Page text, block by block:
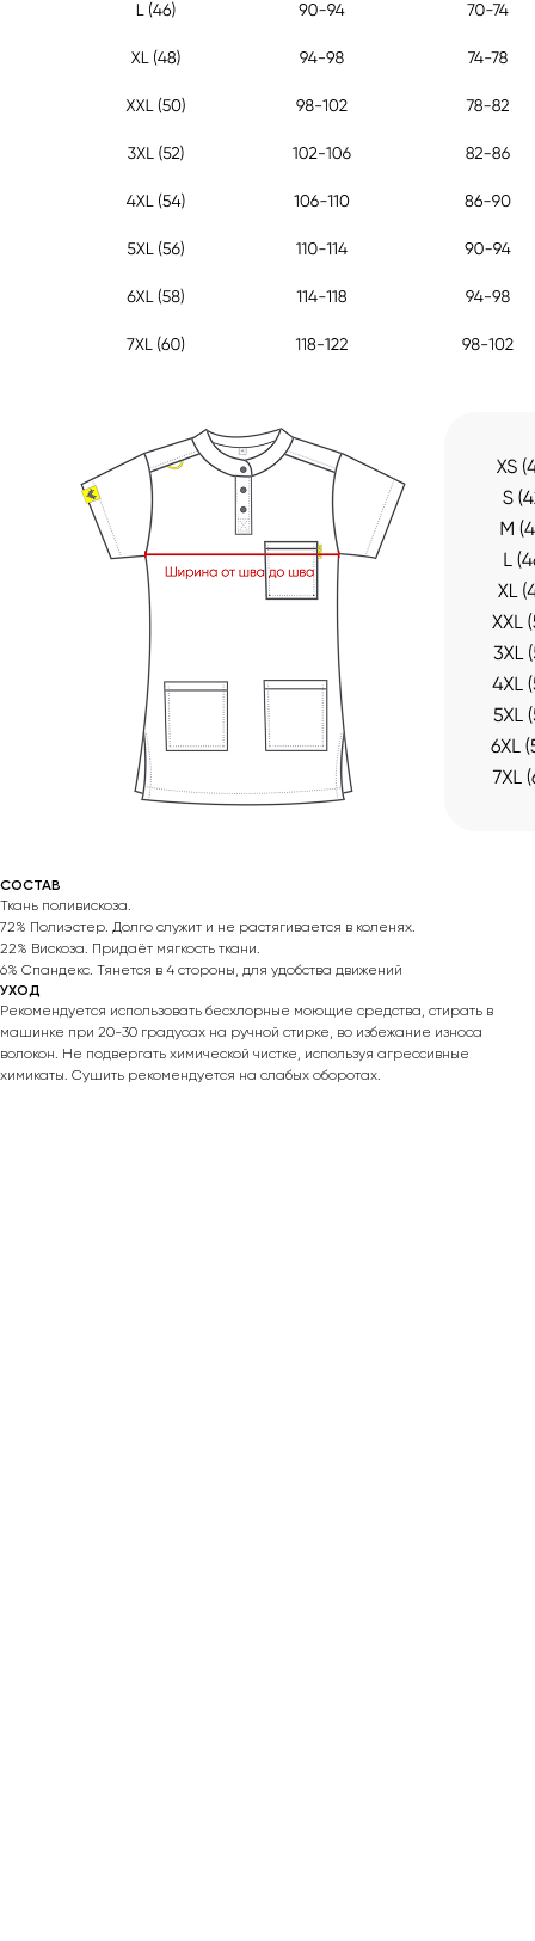
СОСТАВ
Ткань поливискоза.
72% Полиэстер. Долго служит и не растягивается в коленях.
22% Вискоза. Придаёт мягкость ткани.
6% Спандекс. Тянется в 4 стороны, для удобства движений
УХОД
Рекомендуется использовать бесхлорные моющие средства, стирать в
машинке при 20-30 градусах на ручной стирке, во избежание износа
волокон. Не подвергать химической чистке, используя агрессивные
химикаты. Сушить рекомендуется на слабых оборотах.